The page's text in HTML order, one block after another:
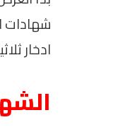
ادخار